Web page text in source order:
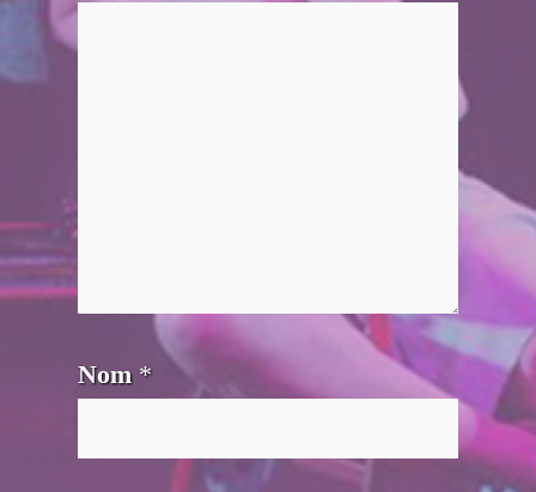
Nom *